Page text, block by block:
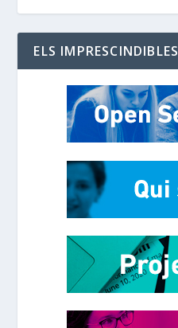
ELS IMPRESCINDIBLES